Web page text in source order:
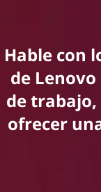
Hable con
de
de
ofrecer